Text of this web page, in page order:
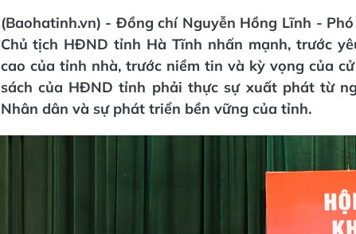
(Baohatinh.vn) - Đồng chí Nguyễn Hồng Lĩnh -
Chủ tịch HĐND tỉnh Hà Tĩnh nhấn mạnh, trước
cao của tỉnh nhà, trước niềm tin và kỳ vọng của
sách của HĐND tỉnh phải thực sự xuất phát từ
Nhân dân và sự phát triển bền vững của tỉnh.